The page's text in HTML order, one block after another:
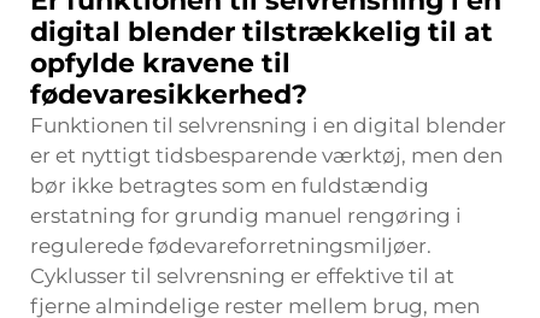
digital blender tilstrækkelig til at
opfylde kravene til
fødevaresikkerhed?
Funktionen til selvrensning i en digital blender
er et nyttigt tidsbesparende værktøj, men den
bør ikke betragtes som en fuldstændig
erstatning for grundig manuel rengøring i
regulerede fødevareforretningsmiljøer.
Cyklusser til selvrensning er effektive til at
fjerne almindelige rester mellem brug, men